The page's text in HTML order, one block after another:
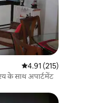
औसत रेटिंग 5 में से 4.91,
4.91 (215)
के साथ अपार्टमेंट